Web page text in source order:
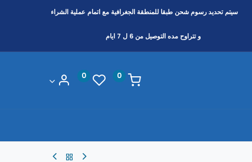
سيتم تحديد رسوم شحن طبقاللمنطقةالجغرافية مع اتمام عملية الشراء
و تتراوح مده التوصيل من 6 ل 7 ايام
0
0